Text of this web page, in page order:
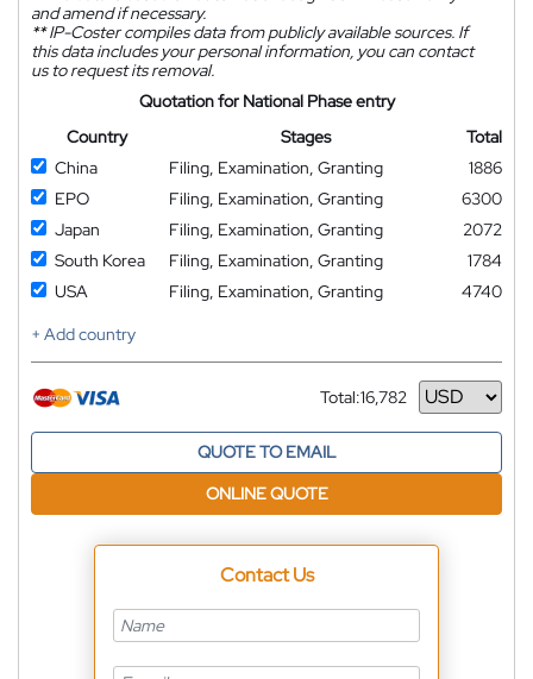
and amend if necessary.
**IP-Coster compiles data from publicly available sources. If
this data includes your personal information, you can contact
us to request its removal.
Quotation for National Phase entry
Country
Stages
Total
China
Filing, Examination, Granting
1886
EPO
Filing, Examination, Granting
6300
Japan
Filing, Examination, Granting
2072
South Korea
Filing, Examination, Granting
1784
USA
Filing, Examination, Granting
4740
+ Add country
Total:16,782
Currency
QUOTE TO EMAIL
ONLINE QUOTE
Contact Us